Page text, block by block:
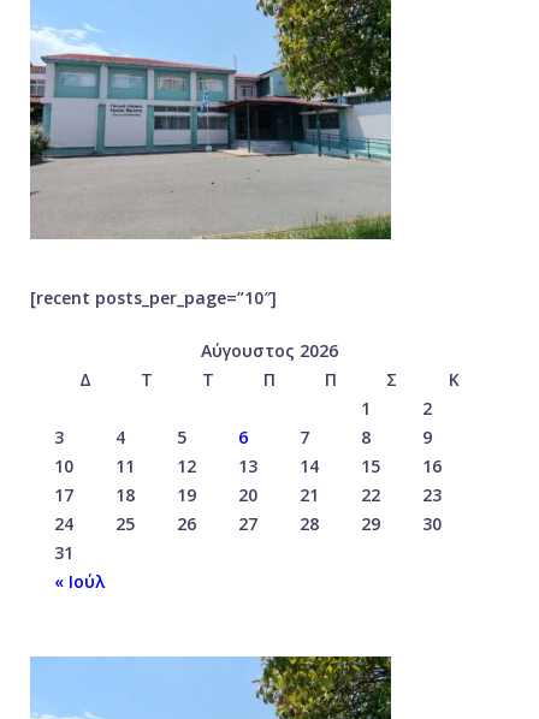
[recent posts_per_page=”10″]
Αύγουστος 2026
Δ
Τ Τ Π Π Σ
Κ
1
2
3
4 5 6 7 8
9
10
11 12 13 14 15
16
17
18 19 20 21 22
23
24
25 26 27 28 29
30
31
« Ιούλ